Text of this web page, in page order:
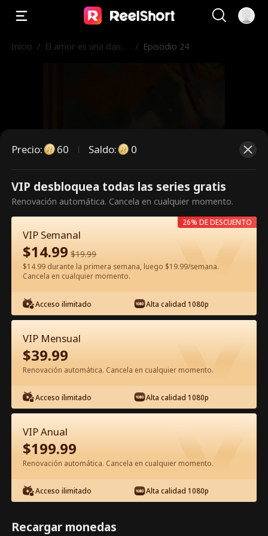
Inicio / El amor es una danza
/ Episodio 24
Es un episodio de pago.
Desbloquéalo para verlo.
60Desbloquear ahora
Ver gratis en la app
Episodio 24 - El amor es una danza
peligrosa Película Completa
0-49 50-74 Todos los Episodios
24 25 26 27 28
Precio: 60 Saldo: 0
VIP desbloquea todas las series gratis
Renovación automática. Cancela en cualquier momento.
VIP Semanal
$14.99 $19.99
$14.99 durante la primera semana, luego $19.99/semana.
Cancela en cualquier momento.
Acceso ilimitado Alta calidad 1080p
26% DE DESCUENTO
VIP Mensual
$39.99
Renovación automática. Cancela en cualquier momento.
Acceso ilimitado Alta calidad 1080p
VIP Anual
$199.99
Renovación automática. Cancela en cualquier momento.
Acceso ilimitado Alta calidad 1080p
Recargar monedas